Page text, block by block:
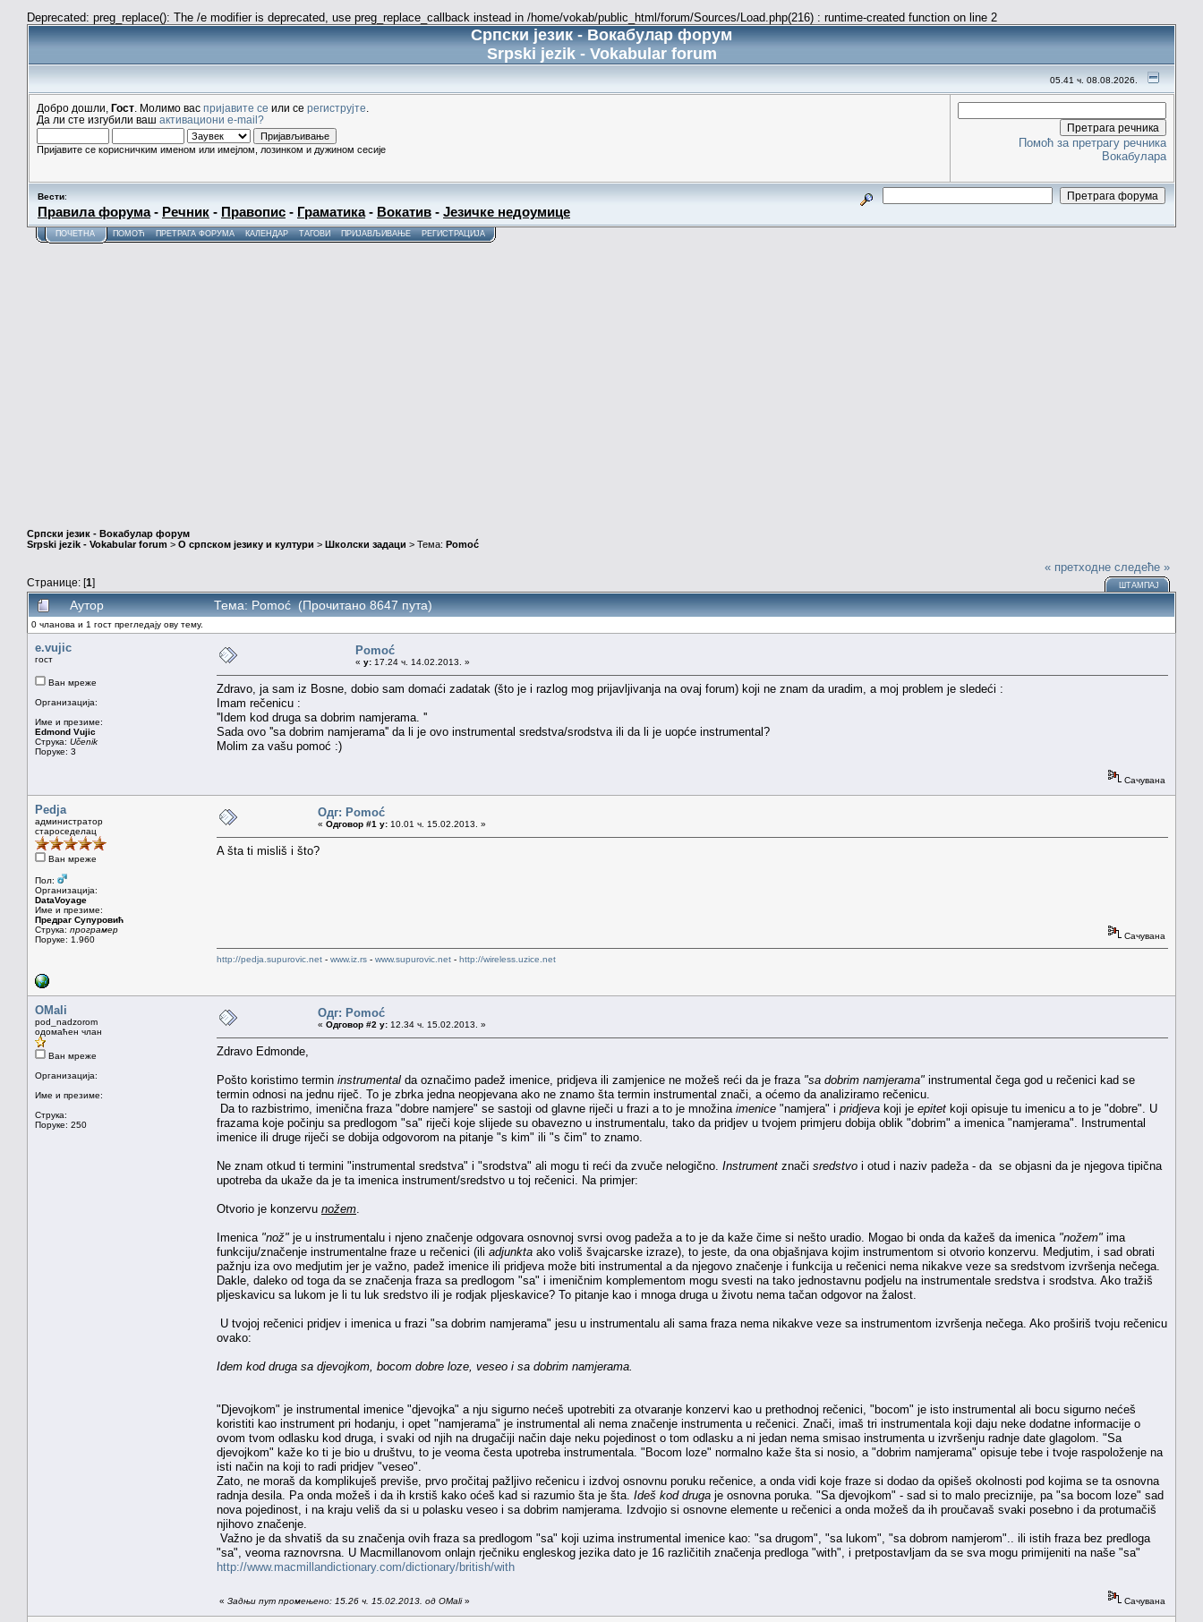
Deprecated: preg_replace(): The /e modifier is deprecated, use preg_replace_callback instead in /home/vokab/public_html/forum/Sources/Load.php(216) : runtime-created function on line 2
Српски језик - Вокабулар форум
Srpski jezik - Vokabular forum
05.41 ч. 08.08.2026.
Добро дошли, Гост . Молимо вас пријавите се или се региструјте
Да ли сте изгубили ваш активациони e-mail?
Пријавите се корисничким именом или имејлом, лозинком и дужином сесије
Помоћ за претрагу речника
Вокабулара
Вести:
Правила форума- Речник - Правопис - Граматика- Вокатив - Језичке недоумице
ПОЧЕТНА ПОМОЋ ПРЕТРАГА ФОРУМА КАЛЕНДАР ТАГОВИ ПРИЈАВЉИВАЊЕ РЕГИСТРАЦИЈА
Српски језик - Вокабулар форум
Srpski jezik - Vokabular forum > О српском језику и култури > Школски задаци > Тема: Pomoć
Странице: [1]
« претходне следеће »
ШТАМПАЈ
Аутор Тема: Pomoć (Прочитано 8647 пута)
0 чланова и 1 гост прегледају ову тему.
e.vujic
гост
Ван мреже
Организација:
Име и презиме:
Edmond Vujic
Струка: Učenik
Поруке: 3
Pomoć
« у: 17.24 ч. 14.02.2013. »
Zdravo, ja sam iz Bosne, dobio sam domaći zadatak (što je i razlog mog prijavljivanja na ovaj forum) koji ne znam da uradim, a moj problem je sledeći :
Imam rečenicu :
''Idem kod druga sa dobrim namjerama. ''
Sada ovo ''sa dobrim namjerama'' da li je ovo instrumental sredstva/srodstva ili da li je uopće instrumental?
Molim za vašu pomoć :)
Сачувана
Pedja
администратор
староседелац
Ван мреже
Пол:
Организација:
DataVoyage
Име и презиме:
Предраг Супуровић
Струка: програмер
Поруке: 1.960
Одг: Pomoć
« Одговор #1 у: 10.01 ч. 15.02.2013. »
A šta ti misliš i što?
Сачувана
http://pedja.supurovic.net - www.iz.rs - www.supurovic.net - http://wireless.uzice.net
OMali
pod_nadzorom
одомаћен члан
Ван мреже
Организација:
Име и презиме:
Струка:
Поруке: 250
Одг: Pomoć
« Одговор #2 у: 12.34 ч. 15.02.2013. »
Zdravo Edmonde,
Pošto koristimo termin instrumental da označimo padež imenice, pridjeva ili zamjenice ne možeš reći da je fraza "sa dobrim namjerama" instrumental čega god u rečenici kad se
termin odnosi na jednu riječ. To je zbrka jedna neopjevana ako ne znamo šta termin instrumental znači, a oćemo da analiziramo rečenicu.
Da to razbistrimo, imenična fraza "dobre namjere" se sastoji od glavne riječi u frazi a to je množina imenice "namjera" i pridjeva koji je epitet koji opisuje tu imenicu a to je "dobre". U
frazama koje počinju sa predlogom "sa" riječi koje slijede su obavezno u instrumentalu, tako da pridjev u tvojem primjeru dobija oblik "dobrim" a imenica "namjerama". Instrumental
imenice ili druge riječi se dobija odgovorom na pitanje "s kim" ili "s čim" to znamo.
Ne znam otkud ti termini "instrumental sredstva" i "srodstva" ali mogu ti reći da zvuče nelogično. Instrument znači sredstvo i otud i naziv padeža - da se objasni da je njegova tipična
upotreba da ukaže da je ta imenica instrument/sredstvo u toj rečenici. Na primjer:
Otvorio je konzervu nožem
Imenica "nož" je u instrumentalu i njeno značenje odgovara osnovnoj svrsi ovog padeža a to je da kaže čime si nešto uradio. Mogao bi onda da kažeš da imenica "nožem" ima
funkciju/značenje instrumentalne fraze u rečenici (ili adjunkta ako voliš švajcarske izraze), to jeste, da ona objašnjava kojim instrumentom si otvorio konzervu. Medjutim, i sad obrati
pažnju iza ovo medjutim jer je važno, padež imenice ili pridjeva može biti instrumental a da njegovo značenje i funkcija u rečenici nema nikakve veze sa sredstvom izvršenja nečega.
Dakle, daleko od toga da se značenja fraza sa predlogom "sa" i imeničnim komplementom mogu svesti na tako jednostavnu podjelu na instrumentale sredstva i srodstva. Ako tražiš
pljeskavicu sa lukom je li tu luk sredstvo ili je rodjak pljeskavice? To pitanje kao i mnoga druga u životu nema tačan odgovor na žalost.
U tvojoj rečenici pridjev i imenica u frazi "sa dobrim namjerama" jesu u instrumentalu ali sama fraza nema nikakve veze sa instrumentom izvršenja nečega. Ako proširiš tvoju rečenicu
ovako:
Idem kod druga sa djevojkom, bocom dobre loze, veseo i sa dobrim namjerama.
"Djevojkom" je instrumental imenice "djevojka" a nju sigurno nećeš upotrebiti za otvaranje konzervi kao u prethodnoj rečenici, "bocom" je isto instrumental ali bocu sigurno nećeš
koristiti kao instrument pri hodanju, i opet "namjerama" je instrumental ali nema značenje instrumenta u rečenici. Znači, imaš tri instrumentala koji daju neke dodatne informacije o
ovom tvom odlasku kod druga, i svaki od njih na drugačiji način daje neku pojedinost o tom odlasku a ni jedan nema smisao instrumenta u izvršenju radnje date glagolom. "Sa
djevojkom" kaže ko ti je bio u društvu, to je veoma česta upotreba instrumentala. "Bocom loze" normalno kaže šta si nosio, a "dobrim namjerama" opisuje tebe i tvoje raspoloženje na
isti način na koji to radi pridjev "veseo".
Zato, ne moraš da komplikuješ previše, prvo pročitaj pažljivo rečenicu i izdvoj osnovnu poruku rečenice, a onda vidi koje fraze si dodao da opišeš okolnosti pod kojima se ta osnovna
radnja desila. Pa onda možeš i da ih krstiš kako oćeš kad si razumio šta je šta. Ideš kod druga je osnovna poruka. "Sa djevojkom" - sad si to malo preciznije, pa "sa bocom loze" sad
nova pojedinost, i na kraju veliš da si u polasku veseo i sa dobrim namjerama. Izdvojio si osnovne elemente u rečenici a onda možeš da ih proučavaš svaki posebno i da protumačiš
njihovo značenje.
Važno je da shvatiš da su značenja ovih fraza sa predlogom "sa" koji uzima instrumental imenice kao: "sa drugom", "sa lukom", "sa dobrom namjerom".. ili istih fraza bez predloga
"sa", veoma raznovrsna. U Macmillanovom onlajn rječniku engleskog jezika dato je 16 različitih značenja predloga "with", i pretpostavljam da se sva mogu primijeniti na naše "sa"
http://www.macmillandictionary.com/dictionary/british/with
« Задњи пут промењено: 15.26 ч. 15.02.2013. од OMali» Сачувана